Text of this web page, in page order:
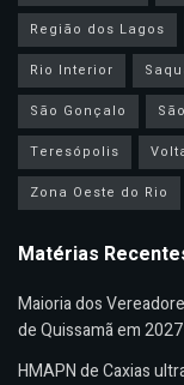
Região dos Lagos
Rio Interior
São Gonçalo
Teresópolis
Zona Oeste do Rio
Matérias
Maioria dos
de Quissamã em
HMAPN de Caxias